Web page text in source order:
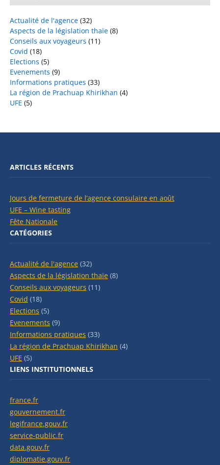
Actualité de l'agence (32)
Aspects de la législation thaïe (8)
Conseils aux voyageurs (11)
Covid (18)
Elections (5)
Evenements (9)
Informations pratiques (33)
La région de Prachuap Khirikhan (4)
UFE (5)
ARTICLES RÉCENTS
Jours de fermeture de l’agence consulaire en août
UFE – Wine tasting
Fête Nationale
CATÉGORIES
Actualité de l'agence (32)
Aspects de la législation thaïe (8)
Conseils aux voyageurs (11)
Covid (18)
Elections (5)
Evenements (9)
Informations pratiques (33)
La région de Prachuap Khirikhan (4)
UFE (5)
LIENS INSTITUTIONNELS
france.fr
gouvernement.fr
legifrance.gouv.fr
service-public.fr
data.gouv.fr
diplomatie.gouv.fr